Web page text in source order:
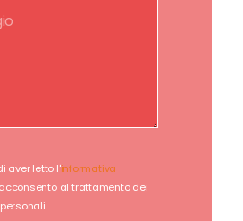
aver letto l'informativa
al trattamento dei